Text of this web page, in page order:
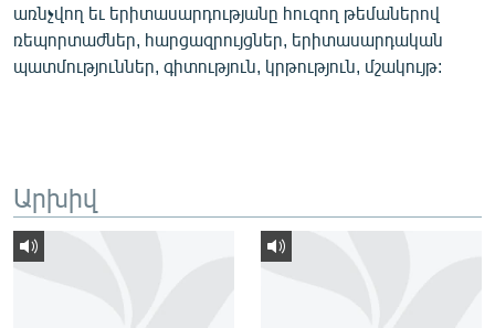
ԱՐԽԻՎ
ՏԵՍԱՆՅՈՒԹԵՐ
ՓՈԴՔԱՍԹ
Հայերեն
առնչվող եւ երիտասարդությանը հուզող թեմաներով
ռեպորտաժներ, հարցազրույցներ, երիտասարդական
պատմություններ, գիտություն, կրթություն, մշակույթ:
Արխիվ